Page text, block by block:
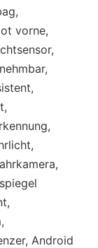
vorne,
Android